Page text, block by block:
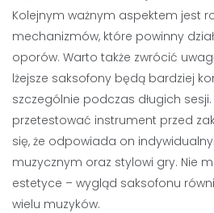
Kolejnym ważnym aspektem jest
mechanizmów, które powinny
oporów. Warto także zwrócić
lżejsze saksofony będą bardziej
szczególnie podczas długich
przetestować instrument przed
się, że odpowiada on
muzycznym oraz stylowi gry. Nie
estetyce – wygląd saksofonu
wielu muzyków.